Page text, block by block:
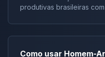
produtivas brasileiras
Como usar Homem-